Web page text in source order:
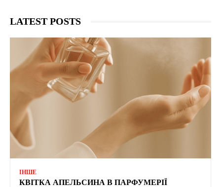
LATEST POSTS
ІНШЕ
КВІТКА АПЕЛЬСИНА В ПАРФУМЕРІЇ